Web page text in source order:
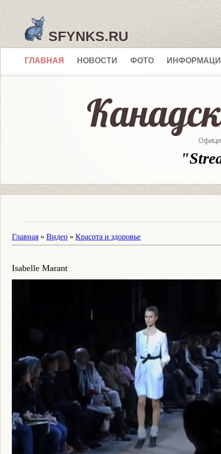
SFYNKS.RU
ГЛАВНАЯ НОВОСТИ ФОТО
Главная » Видео » Красота и здоровье
Isabelle Marant